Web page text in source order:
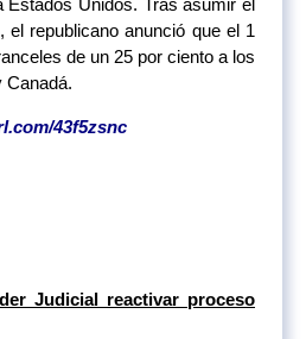
Unidos. Tras asumir el
el republicano anunció que el 1
de un 25 por ciento a los
Canadá.
43f5zsnc
Judicial reactivar proceso